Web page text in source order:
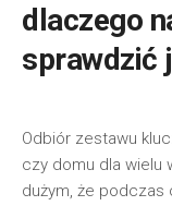
dlaczego
sprawdzić
Odbiór zestawu
czy domu dla wielu
dużym, że podczas